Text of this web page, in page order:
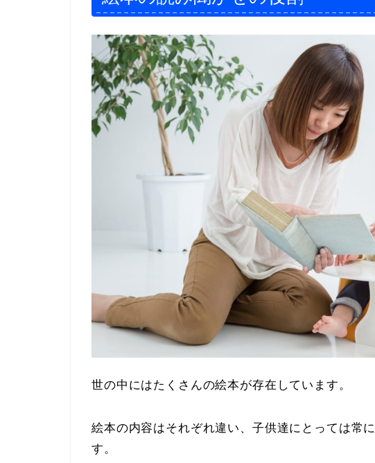
世の中にはたくさんの絵本が存在しています。
絵本の内容はそれぞれ違い、子供達にとっては常に
す。